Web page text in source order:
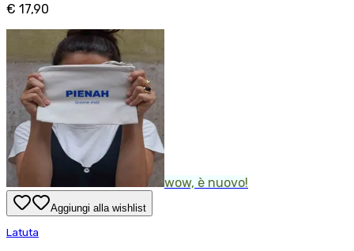
€ 17,90
wow, è nuovo!
Aggiungi alla wishlist
Latuta